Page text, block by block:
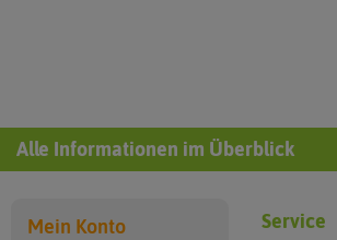
Alle Informationen im Überblick
Mein Konto Service